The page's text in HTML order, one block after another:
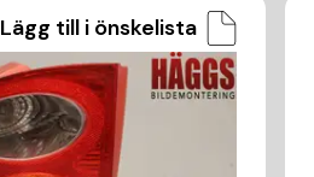
Lägg till i önskelista